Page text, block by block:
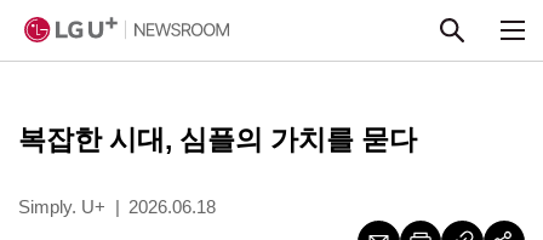
복잡한 시대, 심플의 가치를 묻다
Simply. U+ 2026.06.18